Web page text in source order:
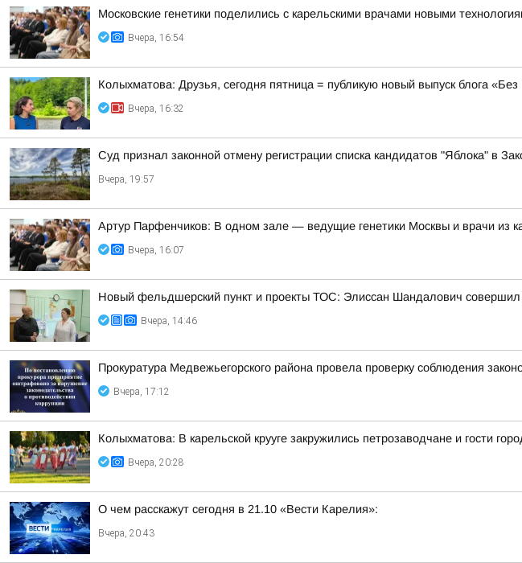
Московские генетики поделились с карельскими врачами новыми
Вчера, 16:54
Колыхматова: Друзья, сегодня пятница = публикую новый выпуск блога «Без
Вчера, 16:32
Суд признал законной отмену регистрации списка кандидатов "Яблока" в
Вчера, 19:57
Артур Парфенчиков: В одном зале — ведущие генетики Москвы и врачи из
Вчера, 16:07
Новый фельдшерский пункт и проекты ТОС: Элиссан Шандалович совершил
Вчера, 14:46
Прокуратура Медвежьегорского района провела проверку соблюдения
Вчера, 17:12
Колыхматова: В карельской крууге закружились петрозаводчане и гости
Вчера, 20:28
О чем расскажут сегодня в 21.10 «Вести Карелия»:
Вчера, 20:43